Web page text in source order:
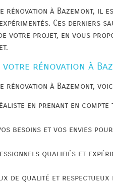
à Bazemont, il
Ces derniers
votre projet, en vous
rénovation à
à Bazemont,
en prenant en
besoins et vos envies
qualifiés et
de qualité et respectueux